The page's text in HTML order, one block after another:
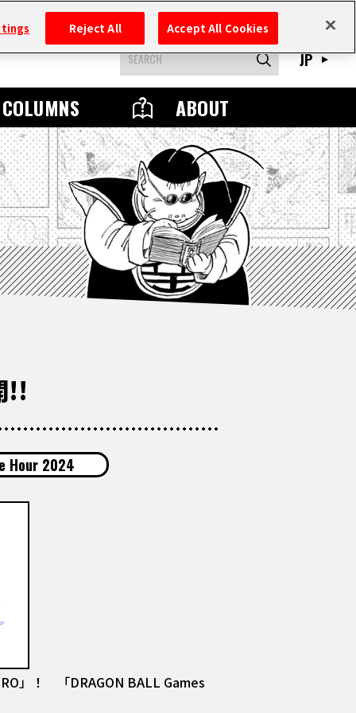
COLUMNS ABOUT
JP
!!
Hour 2024
」！ 「DRAGON BALL Games
Reject All Accept All Cookies